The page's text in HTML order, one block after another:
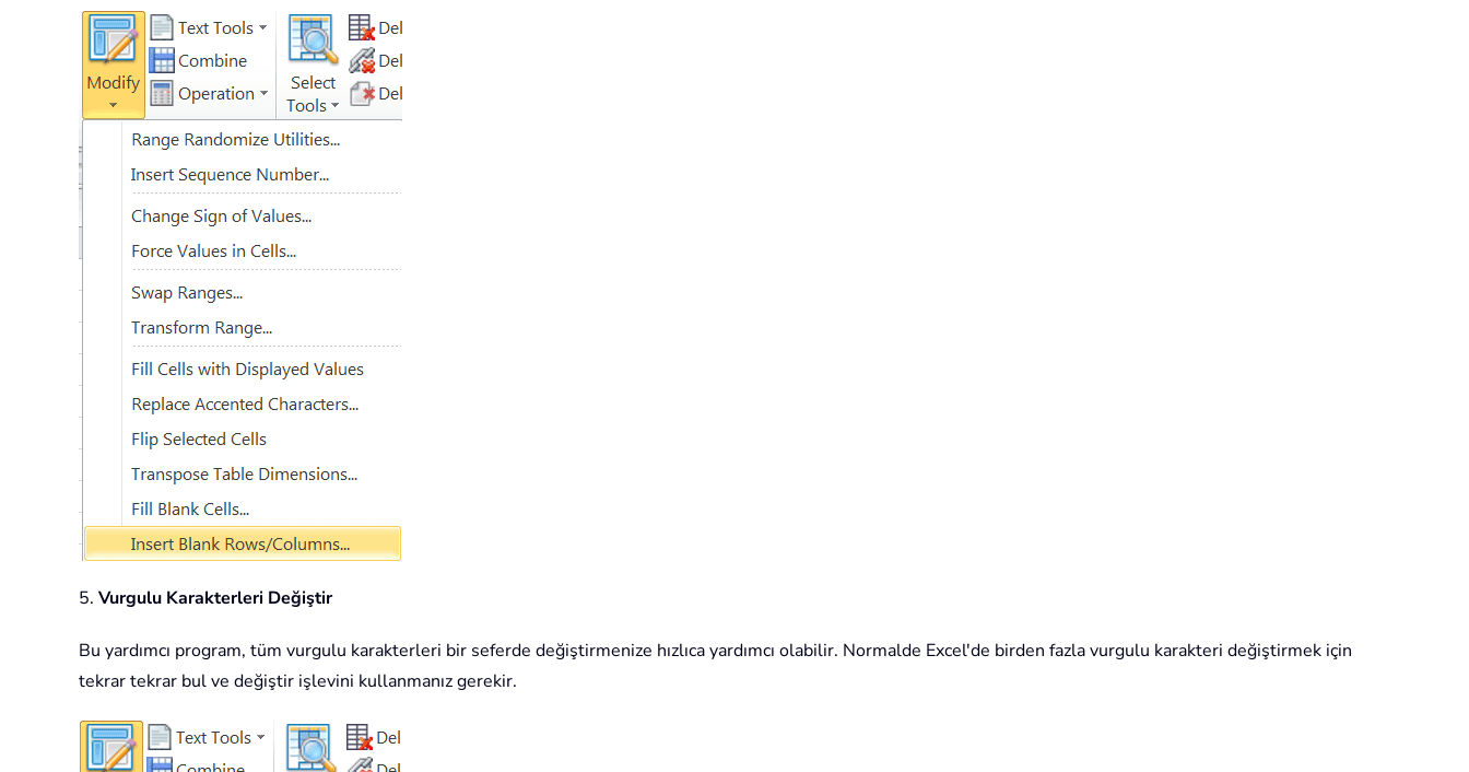
5. Vurgulu Karakterleri Değiştir
Bu yardımcı program, tüm vurgulu karakterleri bir seferde değiştirmenize hızlıca yardımcı olabilir. Normalde Excel'de birden fazla vurgulu karakteri değiştirmek için
tekrar tekrar bul ve değiştir işlevini kullanmanız gerekir.